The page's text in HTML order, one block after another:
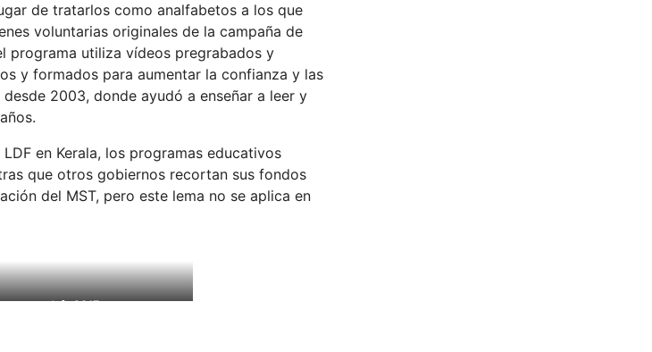
de tratarlos como analfabetos a los que
voluntarias originales de la campaña de
programa utiliza vídeos pregrabados y
y formados para aumentar la confianza y las
2003, donde ayudó a enseñar a leer y
en Kerala, los programas educativos
que otros gobiernos recortan sus fondos
del MST, pero este lema no se aplica en
estado], 2017